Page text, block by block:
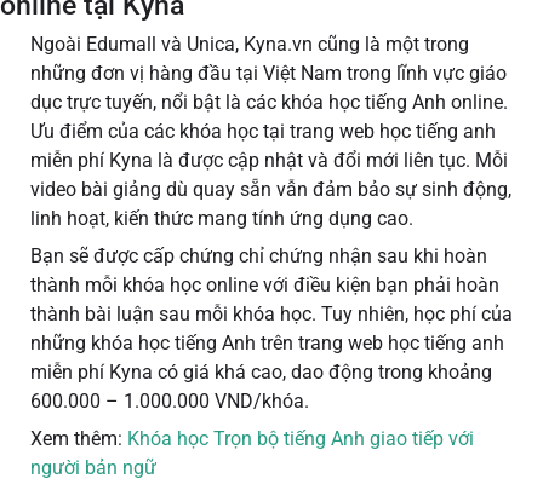
Ngoài Edumall và Unica, Kyna.vn cũng là một trong
những đơn vị hàng đầu tại Việt Nam trong lĩnh vực giáo
dục trực tuyến, nổi bật là các khóa học tiếng Anh online.
Ưu điểm của các khóa học tại trang web học tiếng anh
miễn phí Kyna là được cập nhật và đổi mới liên tục. Mỗi
video bài giảng dù quay sẵn vẫn đảm bảo sự sinh động,
linh hoạt, kiến thức mang tính ứng dụng cao.
Bạn sẽ được cấp chứng chỉ chứng nhận sau khi hoàn
thành mỗi khóa học online với điều kiện bạn phải hoàn
thành bài luận sau mỗi khóa học. Tuy nhiên, học phí của
những khóa học tiếng Anh trên trang web học tiếng anh
miễn phí Kyna có giá khá cao, dao động trong khoảng
600.000 – 1.000.000 VND/khóa.
Xem thêm: Khóa học Trọn bộ tiếng Anh giao tiếp với
người bản ngữ